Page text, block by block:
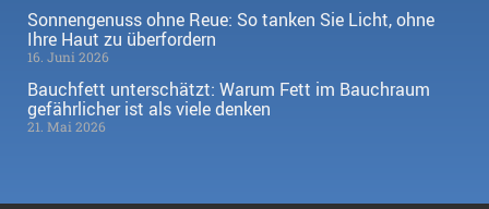
Sonnengenuss ohne Reue: So tanken Sie Licht, ohne
Ihre Haut zu überfordern
16. Juni 2026
Bauchfett unterschätzt: Warum Fett im Bauchraum
gefährlicher ist als viele denken
21. Mai 2026